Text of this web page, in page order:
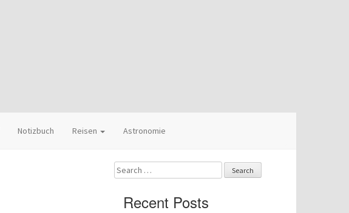
Notizbuch Reisen Astronomie
Search
for:
Recent Posts